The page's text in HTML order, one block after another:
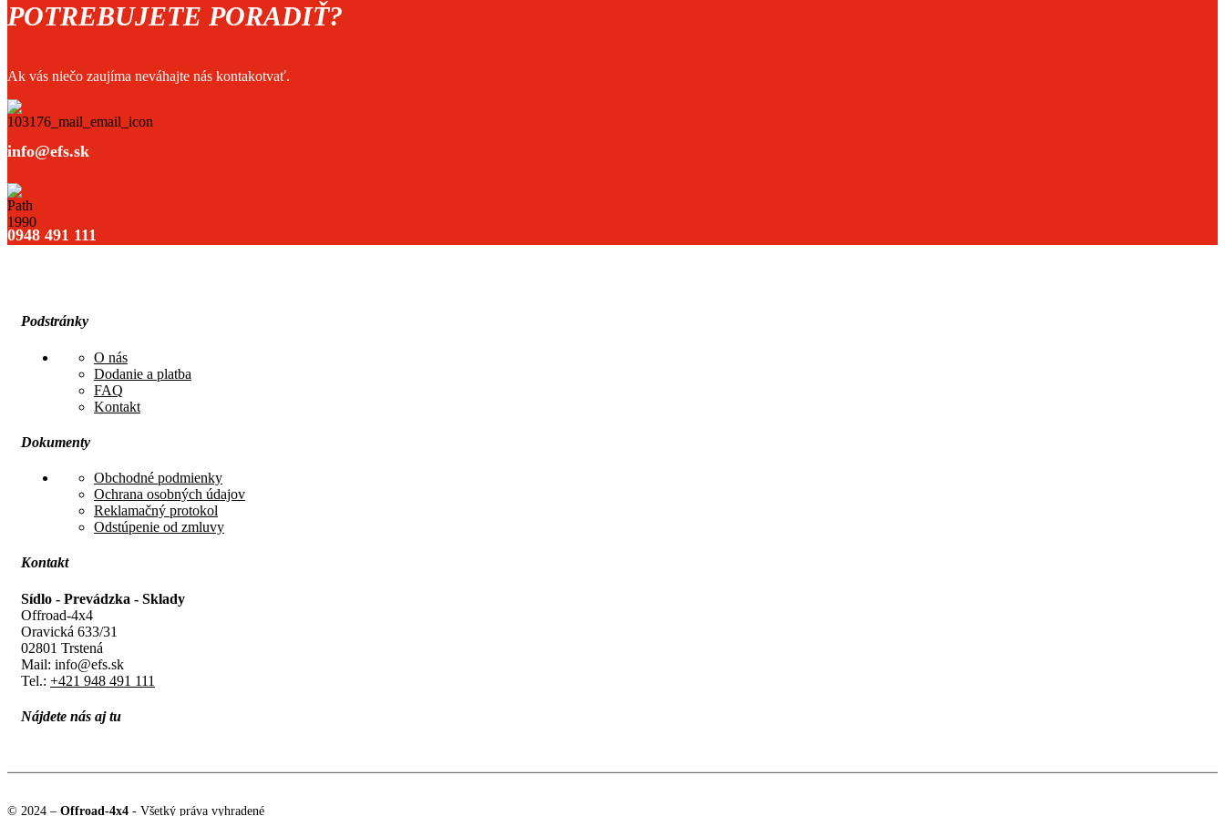
POTREBUJETE PORADIŤ?
Ak vás niečo zaujíma neváhajte nás kontakotvať.
info@efs.sk
0948 491 111
Podstránky
O nás
Dodanie a platba
FAQ
Kontakt
Dokumenty
Obchodné podmienky
Ochrana osobných údajov
Reklamačný protokol
Odstúpenie od zmluvy
Kontakt
Sídlo - Prevádzka - Sklady
Offroad-4x4
Oravická 633/31
02801 Trstená
Mail: info@efs.sk
Tel.: +421 948 491 111
Nájdete nás aj tu
© 2024 – Offroad-4x4 - Všetký práva vyhradené